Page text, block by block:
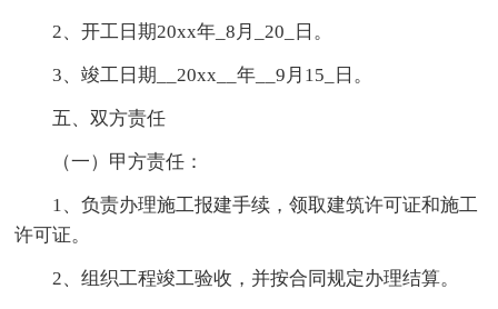
2、开工日期20xx年_8月_20_日。
3、竣工日期__20xx__年__9月15_日。
五、双方责任
（一）甲方责任：
1、负责办理施工报建手续，领取建筑许可证和施工
许可证。
2、组织工程竣工验收，并按合同规定办理结算。